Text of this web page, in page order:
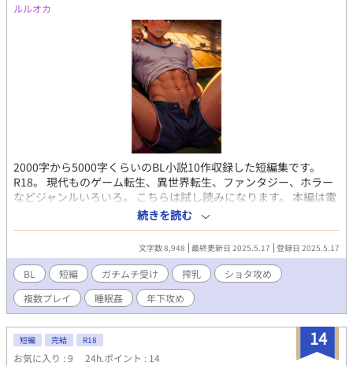
ルルオカ
2000字から5000字くらいのBL小説10作収録した短編集です。
R18。 現代ものゲーム転生、異世界転生、ファンタジー、ホラー
などジャンルいろいろ。 こちらは試し読みになります。 本編は電
子書籍で各サイトで販売中。 詳細を知れるブログのリンクは↓に
あります。
続きを読む
文字数 8,948 最終更新日 2025.5.17 登録日 2025.5.17
BL 短編 ガチムチ受け 搾乳
ショタ攻め
複数プレイ
睡眠姦 年下攻め
14
短編 完結 R18
お気に入り : 9 24h.ポイント : 14